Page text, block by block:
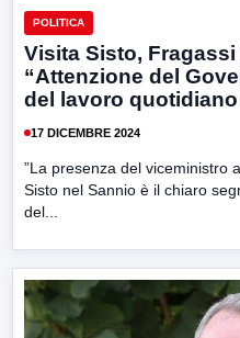
POLITICA
Visita Sisto, Fragassi
“Attenzione del
del lavoro
17 DICEMBRE 2024
”La presenza del viceministro
Sisto nel Sannio è il chiaro
del...